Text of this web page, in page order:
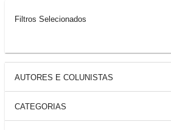
Filtros Selecionados
AUTORES E COLUNISTAS
CATEGORIAS